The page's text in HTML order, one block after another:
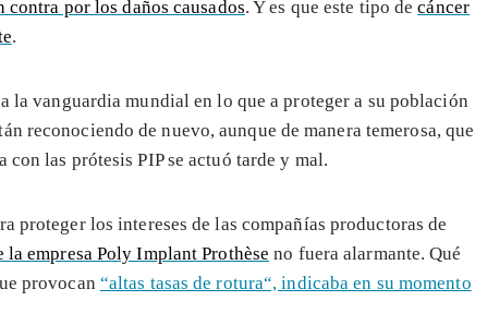
por los daños causados. Y es que este tipo decáncer
.
la vanguardia mundial en lo que a proteger a su población
reconociendo de nuevo, aunque de manera temerosa, que
las prótesis PIP se actuó tarde y mal.
proteger los intereses de las compañías productoras de
empresa Poly Implant Prothèse no fuera alarmante. Qué
provocan “altas tasas de rotura“, indicaba en su momento